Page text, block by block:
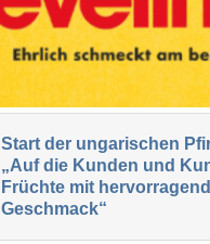
Start der ungarischen
„Auf die Kunden und
Früchte mit
Geschmack“